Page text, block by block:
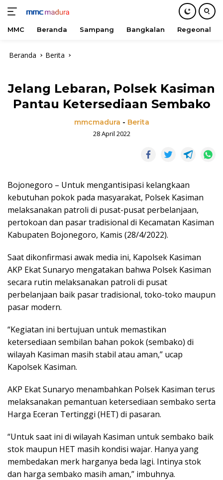
MMC Beranda Sampang Bangkalan Regeonal
Beranda Berita
Jelang Lebaran, Polsek Kasiman
Pantau Ketersediaan Sembako
mmcmadura - Berita
28 April 2022
Bojonegoro – Untuk mengantisipasi kelangkaan
kebutuhan pokok pada masyarakat, Polsek Kasiman
melaksanakan patroli di pusat-pusat perbelanjaan,
pertokoan dan pasar tradisional di Kecamatan Kasiman
Kabupaten Bojonegoro, Kamis (28/4/2022).
Saat dikonfirmasi awak media ini, Kapolsek Kasiman
AKP Ekat Sunaryo mengatakan bahwa Polsek Kasiman
secara rutin melaksanakan patroli di pusat
perbelanjaan baik pasar tradisional, toko-toko maupun
pasar modern.
“Kegiatan ini bertujuan untuk memastikan
ketersediaan sembilan bahan pokok (sembako) di
wilayah Kasiman masih stabil atau aman,” ucap
Kapolsek Kasiman.
AKP Ekat Sunaryo menambahkan Polsek Kasiman terus
melaksanakan pemantuan ketersediaan sembako serta
Harga Eceran Tertinggi (HET) di pasaran.
“Untuk saat ini di wilayah Kasiman untuk sembako baik
stok maupun HET masih kondisi wajar. Hanya yang
membedakan merk harganya beda lagi. Intinya stok
dan harga sembako masih aman,” imbuhnya.